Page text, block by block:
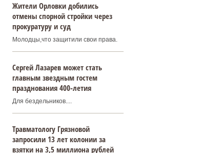
Жители Орловки добились
отмены спорной стройки через
прокуратуру и суд
Молодцы,что защитили свои права.
Сергей Лазарев может стать
главным звездным гостем
празднования 400‑летия
Для бездельников....
Травматологу Грязновой
запросили 13 лет колонии за
взятки на 3,5 миллиона рублей